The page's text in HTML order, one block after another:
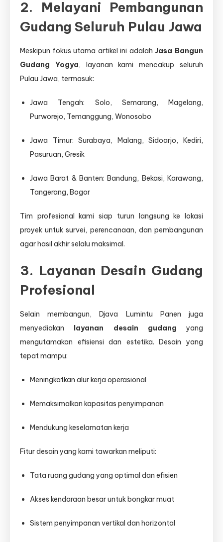
2. Melayani Pembangunan
Gudang Seluruh Pulau Jawa
Meskipun fokus utama artikel ini adalah Jasa Bangun
Gudang Yogya, layanan kami mencakup seluruh
Pulau Jawa, termasuk:
Jawa Tengah: Solo, Semarang, Magelang,
Purworejo, Temanggung, Wonosobo
Jawa Timur: Surabaya, Malang, Sidoarjo, Kediri,
Pasuruan, Gresik
Jawa Barat & Banten: Bandung, Bekasi, Karawang,
Tangerang, Bogor
Tim profesional kami siap turun langsung ke lokasi
proyek untuk survei, perencanaan, dan pembangunan
agar hasil akhir selalu maksimal.
3. Layanan Desain Gudang
Profesional
Selain membangun, Djava Lumintu Panen juga
menyediakan layanan desain gudang yang
mengutamakan efisiensi dan estetika. Desain yang
tepat mampu:
Meningkatkan alur kerja operasional
Memaksimalkan kapasitas penyimpanan
Mendukung keselamatan kerja
Fitur desain yang kami tawarkan meliputi:
Tata ruang gudang yang optimal dan efisien
Akses kendaraan besar untuk bongkar muat
Sistem penyimpanan vertikal dan horizontal